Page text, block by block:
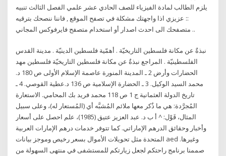
يلزم الطالب لمادة الفيزياء للصف الحادي عشر علمي الفصل الثالث تنبيه
:: عزيزي اذا واجهتك مشكلة في تصفح الموقع , فاننا ننصحك بترقيه
متصفحك الى احدث اصدار أو استخدام متصفح فايرفوكس المجاني ..
نبذةٌ عن مكانة فلسطين التاريخيّة . أهمّية فلسطين الدينيّة . مدينة القدس
الفلسطينيّة . المراجع نبذةٌ عن مكانة فلسطين التاريخيّة فلسطين مهد
الحضارات وأرض 2 ـ المدينة المنورة عاصمة الإسلام الأولى ص 180 د.
محمد السيد الوكيل. 3 ـ الحضارة الإسلامية ص 136 د.عطية القوصي. 4 ـ
تاريخ الدولة العثمانية ج 1 ص 118 محمد فريد بك المحامي. الاستعارة
المُجرَّدة: هي ما ذُكر معها ملائم المُشبَّه أي (المُستعار له)، وعلى سبيل
المثال، قَوْل: ^ أ ب د. عبد العزيز عتيق (1985)، علم احصل على أسعار
وأخبار وحقائق الدرهم الإماراتي. كما تتوفر خدمات درهم الإمارات العربية
المتحدة مثل تحويلات الأموال بسعر رخيص وموجز بيانات aed وغيرها.
صممنا برنامج راحتكم لجعل زيارتكم للمستشفى في منتهى السهولة من